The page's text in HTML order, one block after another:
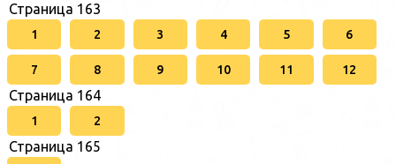
Страница 163
1 2 3 4 5 6
7 8 9 10 11 12
Страница 164
1 2
Страница 165